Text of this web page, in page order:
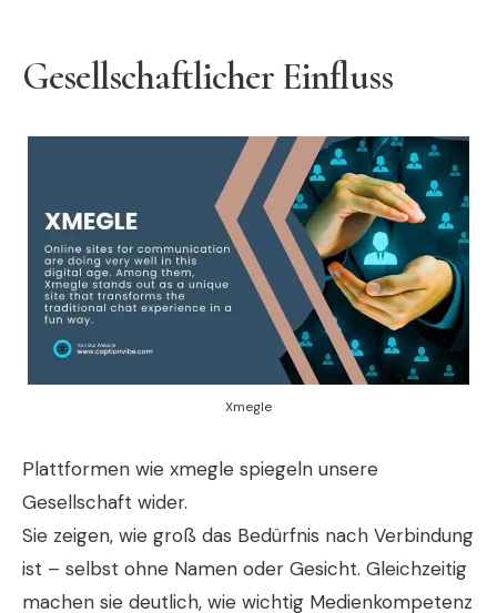
Gesellschaftlicher Einfluss
Xmegle
Plattformen wie xmegle spiegeln unsere
Gesellschaft wider.
Sie zeigen, wie groß das Bedürfnis nach Verbindung
ist – selbst ohne Namen oder Gesicht. Gleichzeitig
machen sie deutlich, wie wichtig Medienkompetenz